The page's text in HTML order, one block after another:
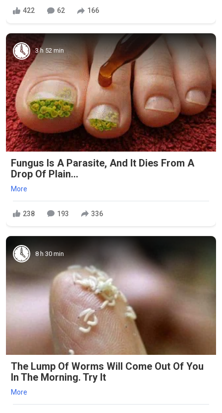
422 62 166
3 h 52 min
Fungus Is A Parasite, And It Dies From A
Drop Of Plain...
More
238 193 336
8 h 30 min
The Lump Of Worms Will Come Out Of You
In The Morning. Try It
More